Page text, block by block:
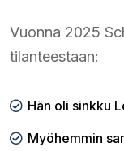
Vuonna 2025
tilanteestaan:
Hän oli sinkku
Myöhemmin